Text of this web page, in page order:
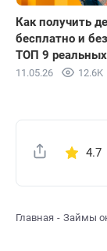
Как получить
бесплатно и
ТОП 9
11.05.26 12.6K
4.7
Главная Займы